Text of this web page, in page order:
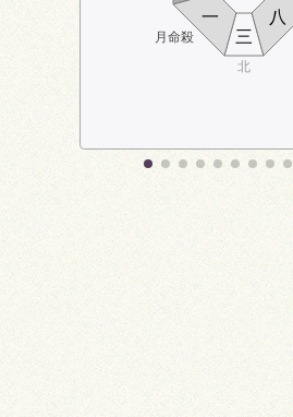
月命殺
北
三
八
一